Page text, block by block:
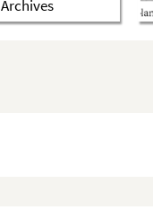
Archives